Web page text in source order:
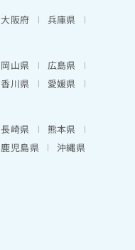
大阪府
兵庫県
岡山県
広島県
香川県
愛媛県
長崎県
熊本県
鹿児島県 沖縄県